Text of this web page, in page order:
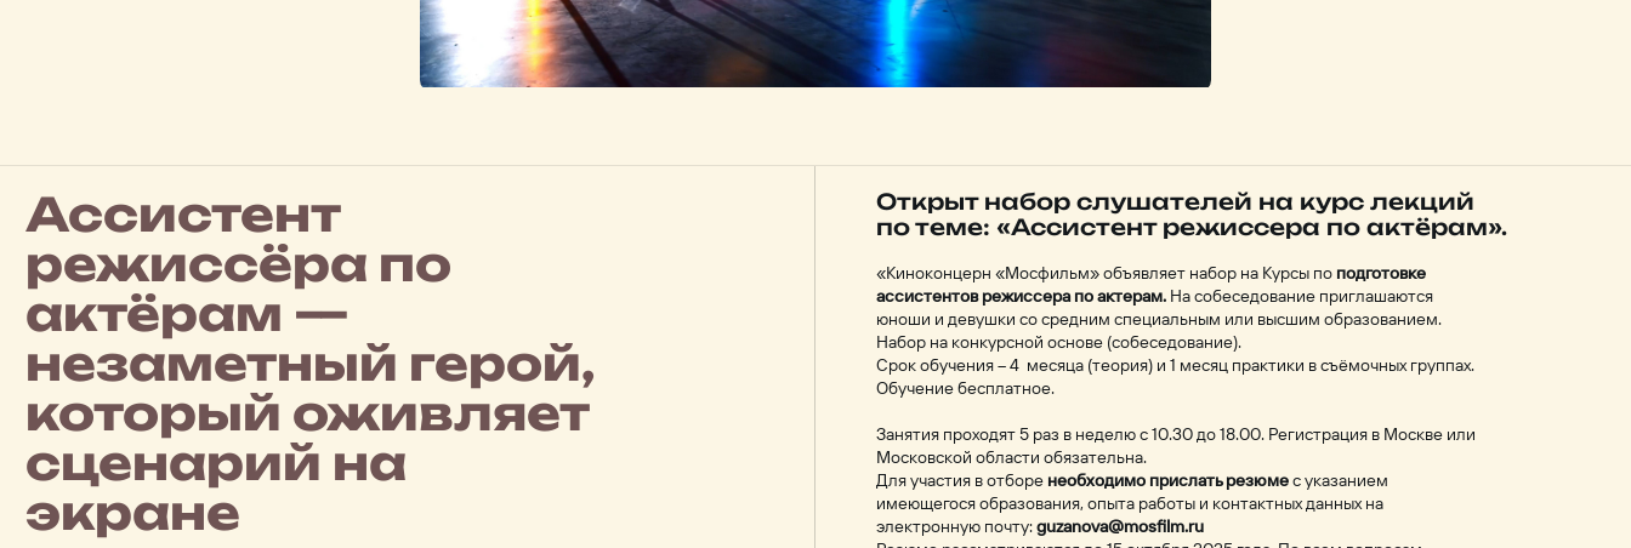
Ассистент
режиссёра по
актёрам —
незаметный герой,
который оживляет
сценарий на
экране
Открыт набор слушателей на курс лекций
по теме: «Ассистент режиссера по актёрам».
«Киноконцерн «Мосфильм» объявляет набор на Курсы по подготовке
ассистентов режиссера по актерам. На собеседование приглашаются
юноши и девушки cо средним специальным или высшим образованием.
Набор на конкурсной основе (собеседование).
Срок обучения – 4 месяца (теория) и 1 месяц практики в съёмочных группах.
Обучение бесплатное.
Занятия проходят 5 раз в неделю с 10.30 до 18.00. Регистрация в Москве или
Московской области обязательна.
Для участия в отборе необходимо прислать резюмес указанием
имеющегося образования, опыта работы и контактных данных на
электронную почту:guzanova@mosfilm.ru